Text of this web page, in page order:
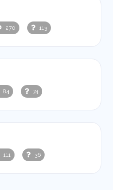
270 113
84 74
111 36